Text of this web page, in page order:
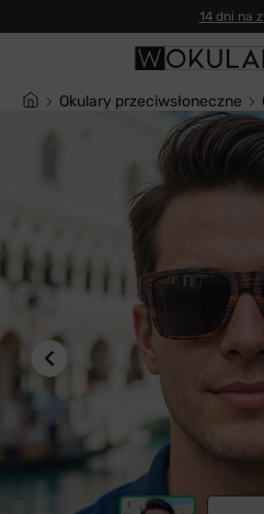
14 dni na
Okulary przeciwsłoneczne